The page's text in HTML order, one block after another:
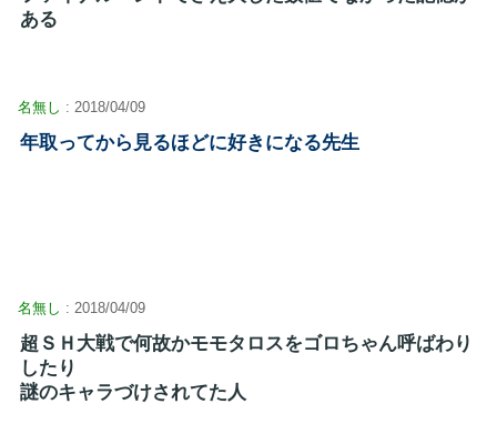
ある
名無し : 2018/04/09
年取ってから見るほどに好きになる先生
名無し : 2018/04/09
超ＳＨ大戦で何故かモモタロスをゴロちゃん呼ばわり
したり
謎のキャラづけされてた人